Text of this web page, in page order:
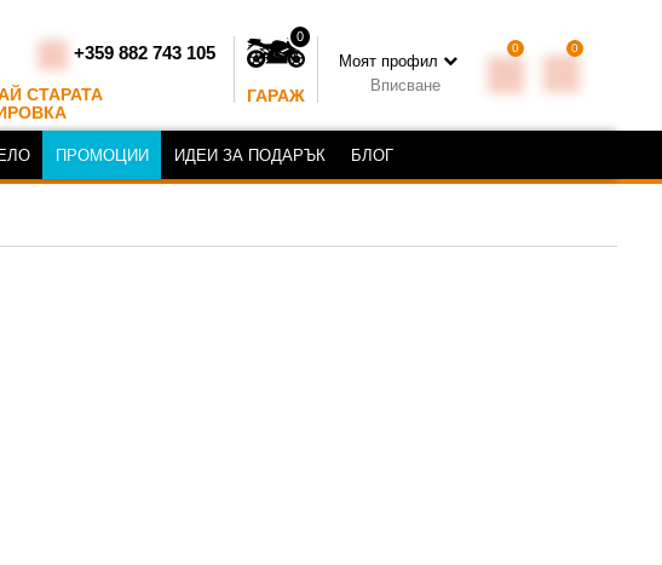
+359 882 743 105
СТАРАТА
0
ГАРАЖ
Моят профил
Вписване
0 0
ПРОМОЦИИ ИДЕИ ЗА ПОДАРЪК БЛОГ